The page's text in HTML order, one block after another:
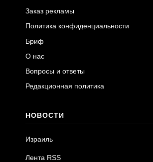
Заказ рекламы
Политика конфиденциальности
Бриф
О нас
Вопросы и ответы
Редакционная политика
НОВОСТИ
Израиль
Лента RSS